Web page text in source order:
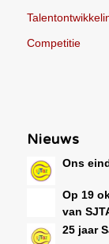
Competitie
Nieuws
Ons
Op 19
van
25 jaar